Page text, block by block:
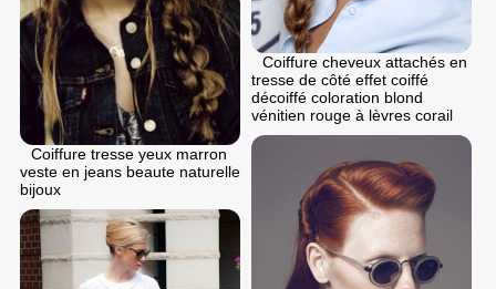
Coiffure cheveux attachés en
tresse de côté effet coiffé
décoiffé coloration blond
vénitien rouge à lèvres corail
Coiffure tresse yeux marron
veste en jeans beaute naturelle
bijoux